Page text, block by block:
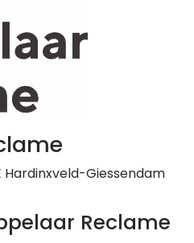
Hardinxveld-Giessendam
Reclame